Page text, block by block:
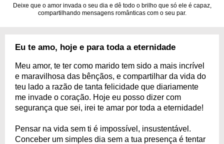
Deixe que o amor invada o seu dia e dê todo o brilho que só ele é capaz,
compartilhando mensagens românticas com o seu par.
Eu te amo, hoje e para toda a eternidade
Meu amor, te ter como marido tem sido a mais incrível
e maravilhosa das bênçãos, e compartilhar da vida do
teu lado a razão de tanta felicidade que diariamente
me invade o coração. Hoje eu posso dizer com
segurança que sei, irei te amar por toda a eternidade!
Pensar na vida sem ti é impossível, insustentável.
Conceber um simples dia sem a tua presença é tentar